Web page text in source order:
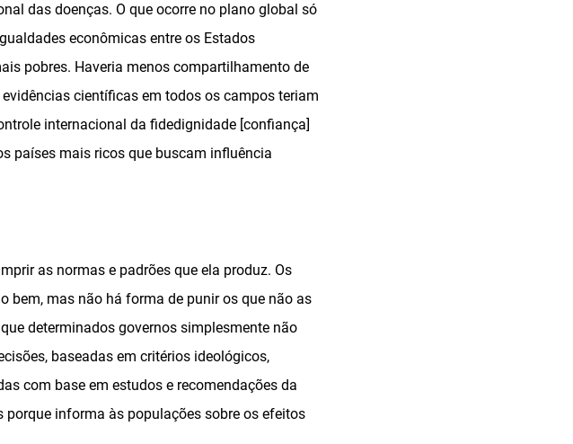
das doenças. O que ocorre no plano global só
econômicas entre os Estados
pobres. Haveria menos compartilhamento de
científicas em todos os campos teriam
internacional da fidedignidade [confiança]
países mais ricos que buscam influência
as normas e padrões que ela produz. Os
bem, mas não há forma de punir os que não as
determinados governos simplesmente não
baseadas em critérios ideológicos,
com base em estudos e recomendações da
informa às populações sobre os efeitos